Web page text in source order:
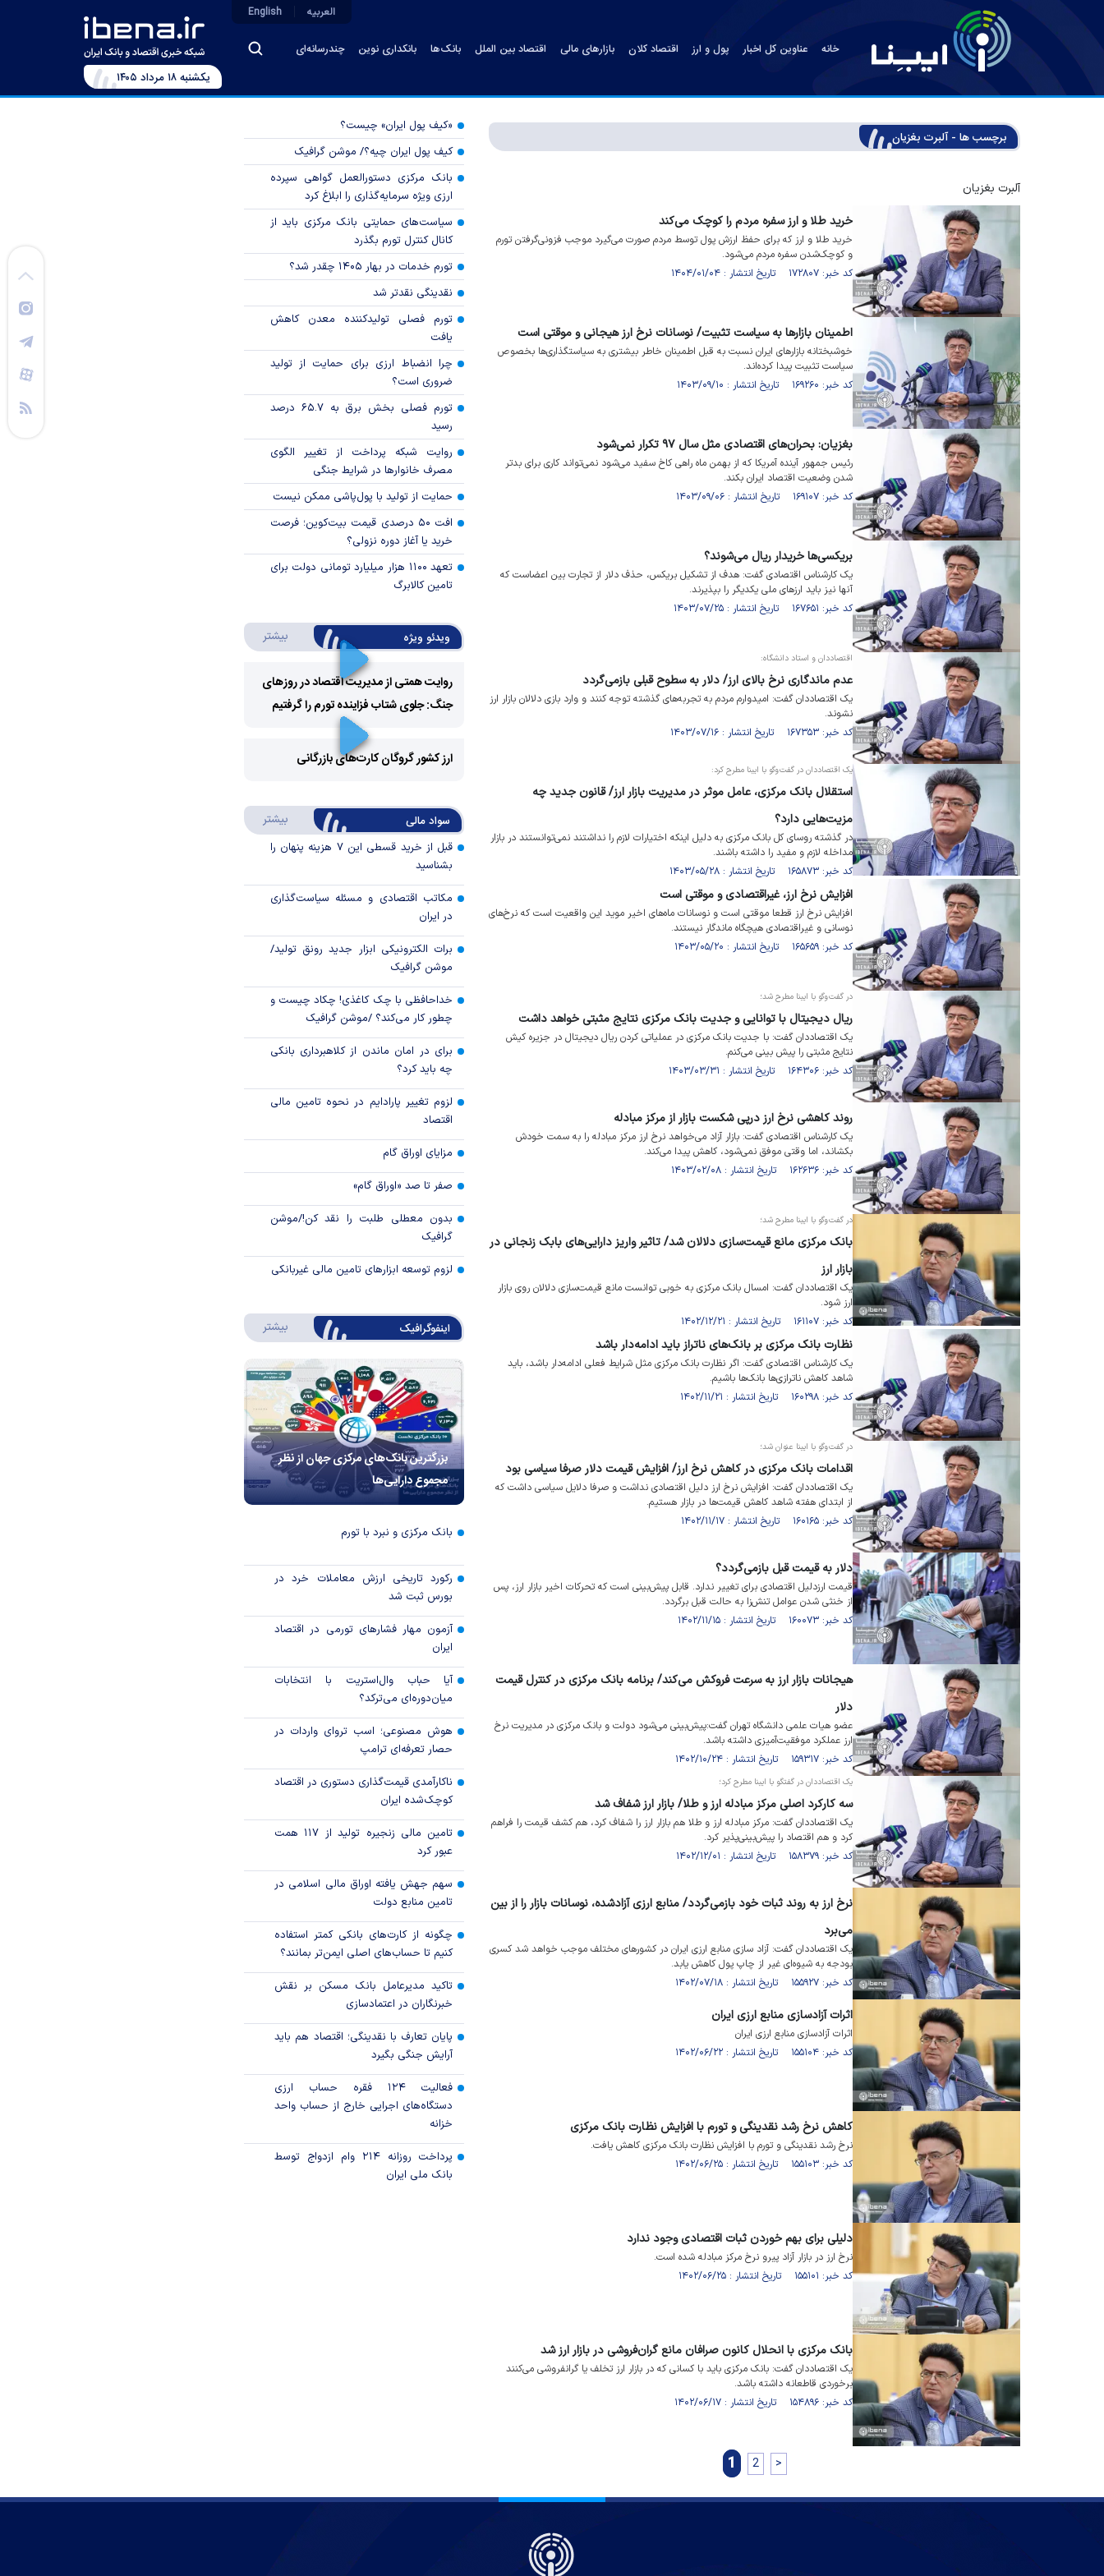
خانه عناوین کل اخبار پول و ارز اقتصاد کلان بازارهای مالی اقتصاد بین الملل بانک‌ها بانکداری نوین چندرسانه‌ای
العربیه English
يکشنبه ۱۸ مرداد ۱۴۰۵
برچسب ها - آلبرت بغزیان
آلبرت بغزیان
خرید طلا و ارز سفره مردم را کوچک می‌کند
خرید طلا و ارز که برای حفظ ارزش پول توسط مردم صورت می‌گیرد موجب فزونی‌گرفتن تورم
و کوچک‌شدن سفره مردم می‌شود.
کد خبر: ۱۷۲۸۰۷ تاریخ انتشار : ۱۴۰۴/۰۱/۰۴
اطمینان بازار‌ها به سیاست تثبیت/ نوسانات نرخ ارز هیجانی و موقتی است
خوشبختانه بازار‌های ایران نسبت به قبل اطمینان خاطر بیشتری به سیاستگذاری‌ها بخصوص
سیاست تثبیت پیدا کرده‌اند.
کد خبر: ۱۶۹۲۶۰ تاریخ انتشار : ۱۴۰۳/۰۹/۱۰
بغزیان: بحران‌های اقتصادی مثل سال ۹۷ تکرار نمی‌شود
رئیس جمهور آینده آمریکا که از بهمن ماه راهی کاخ سفید می‌شود نمی‌تواند کاری برای بدتر
شدن وضعیت اقتصاد ایران بکند.
کد خبر: ۱۶۹۱۰۷ تاریخ انتشار : ۱۴۰۳/۰۹/۰۶
بریکسی‌ها خریدار ریال می‌شوند؟
یک کارشناس اقتصادی گفت: هدف از تشکیل بریکس، حذف دلار از تجارت بین اعضاست که
آنها نیز باید ارز‌های ملی یکدیگر را بپذیرند.
کد خبر: ۱۶۷۶۵۱ تاریخ انتشار : ۱۴۰۳/۰۷/۲۵
اقتصاددان و استاد دانشگاه:
عدم ماندگاری نرخ بالای ارز/ دلار به سطوح قبلی بازمی‌گردد
یک اقتصاددان گفت: امیدوارم مردم به تجربه‌های گذشته توجه کنند و وارد بازی دلالان بازار ارز
نشوند.
کد خبر: ۱۶۷۳۵۳ تاریخ انتشار : ۱۴۰۳/۰۷/۱۶
یک اقتصاددان در گفت‌وگو با ایبنا مطرح کرد:
استقلال بانک مرکزی، عامل موثر در مدیریت بازار ارز/ قانون جدید چه
مزیت‌هایی دارد؟
در گذشته روسای کل بانک مرکزی به دلیل اینکه اختیارات لازم را نداشتند نمی‌توانستند در بازار
مداخله لازم و مفید را داشته باشند.
کد خبر: ۱۶۵۸۷۳ تاریخ انتشار : ۱۴۰۳/۰۵/۲۸
افزایش نرخ ارز، غیراقتصادی و موقتی است
افزایش نرخ ارز قطعا موقتی است و نوسانات ماه‌های اخیر موید این واقعیت است که نرخ‌های
نوسانی و غیراقتصادی هیچگاه ماندگار نیستند.
کد خبر: ۱۶۵۶۵۹ تاریخ انتشار : ۱۴۰۳/۰۵/۲۰
در گفت‌وگو با ایبنا مطرح شد؛
ریال دیجیتال با توانایی و جدیت بانک مرکزی نتایج مثبتی خواهد داشت
یک اقتصاددان گفت: با جدیت بانک مرکزی در عملیاتی کردن ریال دیجیتال در جزیره کیش
نتایج مثبتی را پیش بینی می‌کنم.
کد خبر: ۱۶۴۳۰۶ تاریخ انتشار : ۱۴۰۳/۰۳/۳۱
روند کاهشی نرخ ارز درپی شکست بازار از مرکز مبادله
یک کارشناس اقتصادی گفت: بازار آزاد می‌خواهد نرخ ارز مرکز مبادله را به سمت خودش
بکشاند، اما وقتی موفق نمی‌شود، کاهش پیدا می‌کند.
کد خبر: ۱۶۲۶۳۶ تاریخ انتشار : ۱۴۰۳/۰۲/۰۸
در گفت‌وگو با ایبنا مطرح شد؛
بانک مرکزی مانع قیمت‌سازی دلالان شد/ تاثیر واریز دارایی‌های بابک زنجانی در
بازار ارز
یک اقتصاددان گفت: امسال بانک مرکزی به خوبی توانست مانع قیمت‌سازی دلالان روی بازار
ارز شود.
کد خبر: ۱۶۱۱۰۷ تاریخ انتشار : ۱۴۰۲/۱۲/۲۱
نظارت بانک مرکزی بر بانک‌های ناتراز باید ادامه‌دار باشد
یک کارشناس اقتصادی گفت: اگر نظارت بانک مرکزی مثل شرایط فعلی ادامه‌دار باشد، باید
شاهد کاهش ناترازی‌ها بانک‌ها باشیم.
کد خبر: ۱۶۰۲۹۸ تاریخ انتشار : ۱۴۰۲/۱۱/۲۱
در گفت‌وگو با ایبنا عنوان شد؛
اقدامات بانک مرکزی در کاهش نرخ ارز/ افزایش قیمت دلار صرفا سیاسی بود
یک اقتصاددان گفت: افزایش نرخ ارز دلیل اقتصادی نداشت و صرفا دلایل سیاسی داشت که
از ابتدای هفته شاهد کاهش قیمت‌ها در بازار هستیم.
کد خبر: ۱۶۰۱۶۵ تاریخ انتشار : ۱۴۰۲/۱۱/۱۷
دلار به قیمت قبل بازمی‌گردد؟
قیمت ارزدلیل اقتصادی برای تغییر ندارد. قابل پیش‌بینی است که تحرکات اخیر بازار ارز، پس
از خنثی شدن عوامل تنش‌زا به حالت قبل برگردد.
کد خبر: ۱۶۰۰۷۳ تاریخ انتشار : ۱۴۰۲/۱۱/۱۵
هیجانات بازار ارز به سرعت فروکش می‌کند/ برنامه بانک مرکزی در کنترل قیمت
دلار
عضو هیات علمی دانشگاه تهران گفت:پیش‌بینی می‌شود دولت و بانک مرکزی در مدیریت نرخ
ارز عملکرد موفقیت‌آمیزی داشته باشد.
کد خبر: ۱۵۹۳۱۷ تاریخ انتشار : ۱۴۰۲/۱۰/۲۴
یک اقتصاددان در گفتگو با ایبنا مطرح کرد؛
سه کارکرد اصلی مرکز مبادله ارز و طلا/ بازار ارز شفاف شد
یک اقتصاددان گفت: مرکز مبادله ارز و طلا هم بازار ارز را شفاف کرد، هم کشف قیمت را فراهم
کرد و هم اقتصاد را پیش‌بینی‌پذیر کرد.
کد خبر: ۱۵۸۳۷۹ تاریخ انتشار : ۱۴۰۲/۱۲/۰۱
نرخ ارز به روند ثبات خود بازمی‌گردد/ منابع ارزی آزادشده، نوسانات بازار را از بین
می‌برد
یک اقتصاددان گفت: آزاد سازی منابع ارزی ایران در کشور‌های مختلف موجب خواهد شد کسری
بودجه به شیوه‌ای غیر از چاپ پول کاهش یابد.
کد خبر: ۱۵۵۹۲۷ تاریخ انتشار : ۱۴۰۲/۰۷/۱۸
اثرات آزادسازی منابع ارزی ایران
اثرات آزادسازی منابع ارزی ایران
کد خبر: ۱۵۵۱۰۴ تاریخ انتشار : ۱۴۰۲/۰۶/۲۲
کاهش نرخ رشد نقدینگی و تورم با افزایش نظارت بانک مرکزی
نرخ رشد نقدینگی و تورم با افزایش نظارت بانک مرکزی کاهش یافت.
کد خبر: ۱۵۵۱۰۳ تاریخ انتشار : ۱۴۰۲/۰۶/۲۵
دلیلی برای بهم خوردن ثبات اقتصادی وجود ندارد
نرخ ارز در بازار آزاد پیرو نرخ مرکز مبادله شده است.
کد خبر: ۱۵۵۱۰۱ تاریخ انتشار : ۱۴۰۲/۰۶/۲۵
بانک مرکزی با انحلال کانون صرافان مانع گران‌فروشی در بازار ارز شد
یک اقتصاددان گفت: بانک مرکزی باید با کسانی که در بازار ارز تخلف یا گرانفروشی می‌کنند
برخوردی قاطعانه داشته باشد.
کد خبر: ۱۵۴۸۹۶ تاریخ انتشار : ۱۴۰۲/۰۶/۱۷
1 2 >
«کیف پول ایران» چیست؟
کیف پول ایران چیه؟/ موشن گرافیک
بانک مرکزی دستورالعمل گواهی سپرده
ارزی ویژه سرمایه‌گذاری را ابلاغ کرد
سیاست‌های حمایتی بانک مرکزی باید از
کانال کنترل تورم بگذرد
تورم خدمات در بهار ۱۴۰۵ چقدر شد؟
نقدینگی نقدتر شد
تورم فصلی تولیدکننده معدن کاهش
یافت
چرا انضباط ارزی برای حمایت از تولید
ضروری است؟
تورم فصلی بخش برق به ۶۵.۷ درصد
رسید
روایت شبکه پرداخت از تغییر الگوی
مصرف خانوار‌ها در شرایط جنگی
حمایت از تولید با پول‌پاشی ممکن نیست
افت ۵۰ درصدی قیمت بیت‌کوین؛ فرصت
خرید یا آغاز دوره نزولی؟
تعهد ۱۱۰۰ هزار میلیارد تومانی دولت برای
تامین کالابرگ
ویدئو ویژه بیشتر درباره ویدئو ویژه
Play
Video
روایت همتی از مدیریت اقتصاد در روزهای
جنگ: جلوی شتاب فزاینده تورم را گرفتیم
Video
ارز کشور گروگان کارت‌های بازرگانی
سواد مالی بیشتر درباره سواد مالی
قبل از خرید قسطی این ۷ هزینه پنهان را
بشناسید
مکاتب اقتصادی و مسئله سیاست‌گذاری
در ایران
برات الکترونیکی ابزار جدید رونق تولید/
موشن گرافیک
خداحافظی با چک کاغذی! چکاد چیست و
چطور کار می‌کند؟ /موشن گرافیک
برای در امان ماندن از کلاهبرداری بانکی
چه باید کرد؟
لزوم تغییر پارادایم در نحوه تامین مالی
اقتصاد
مزایای اوراق گام
صفر تا صد «اوراق گام»
بدون معطلی طلبت را نقد کن!/موشن
گرافیک
لزوم توسعه ابزارهای تامین مالی غیربانکی
اینفوگرافیک بیشتر درباره اینفوگرافیک
بزرگترین بانک‌های مرکزی جهان از نظر
مجموع دارایی‌ها
بانک مرکزی و نبرد با تورم
رکورد تاریخی ارزش معاملات خرد در
بورس ثبت شد
آزمون مهار فشار‌های تورمی در اقتصاد
ایران
آیا حباب وال‌استریت با انتخابات
میان‌دوره‌ای می‌ترکد؟
هوش مصنوعی؛ اسب تروای واردات در
حصار تعرفه‌ای ترامپ
ناکارآمدی قیمت‌گذاری دستوری در اقتصاد
کوچک‌شده ایران
تامین مالی زنجیره تولید از ۱۱۷ همت
عبور کرد
سهم جهش یافته اوراق مالی اسلامی در
تامین منابع دولت
چگونه از کارت‌های بانکی کمتر استفاده
کنیم تا حساب‌های اصلی ایمن‌تر بمانند؟
تاکید مدیرعامل بانک مسکن بر نقش
خبرنگاران در اعتمادسازی
پایان تعارف با نقدینگی؛ اقتصاد هم باید
آرایش جنگی بگیرد
فعالیت ۱۲۴ فقره حساب ارزی
دستگاه‌های اجرایی خارج از حساب واحد
خزانه
پرداخت روزانه ۲۱۴ وام ازدواج توسط
بانک ملی ایران